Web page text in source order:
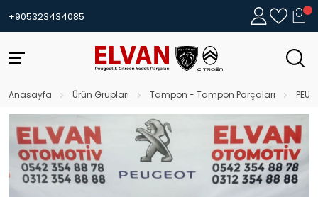
+905323434085
Anasayfa Ürün Grupları Tampon - Tampon Parçaları